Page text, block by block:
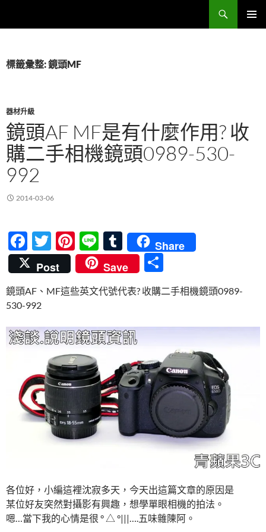
內標籤彙整: 鏡頭MF
器材升級
鏡頭AF MF是有什麼作用? 收
購二手相機鏡頭0989-530-
992
2014-03-06
F
ac
e
b
o
o
T
w
itt
er
Pi
nt
er
es
Li
n
e
T
u
m
bl
Share
Post
Save
享
鏡頭AF、MF這些英文代號代表? 收購二手相機鏡頭0989-
530-992
各位好，小編這裡沈寂多天，今天出這篇文章的原因是
某位好友突然對攝影有興趣，想學單眼相機的拍法。
嗯…當下我的心情是很 ° △ °|||….五味雜陳阿。